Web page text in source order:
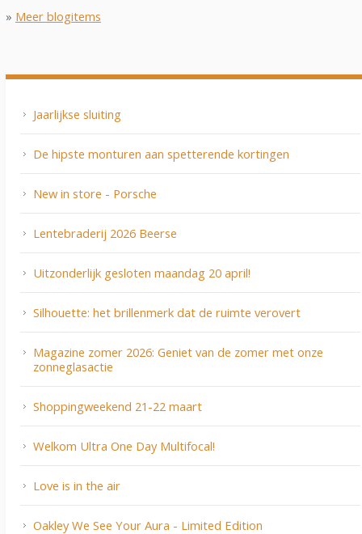
» Meer blogitems
Jaarlijkse sluiting
De hipste monturen aan spetterende kortingen
New in store - Porsche
Lentebraderij 2026 Beerse
Uitzonderlijk gesloten maandag 20 april!
Silhouette: het brillenmerk dat de ruimte verovert
Magazine zomer 2026: Geniet van de zomer met onze
zonneglasactie
Shoppingweekend 21-22 maart
Welkom Ultra One Day Multifocal!
Love is in the air
Oakley We See Your Aura - Limited Edition